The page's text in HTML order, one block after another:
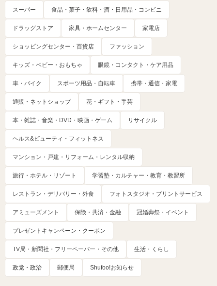
スーパー 食品・菓子・飲料・酒・日用品・コンビニ
ドラッグストア 家具・ホームセンター 家電店
ショッピングセンター・百貨店 ファッション
キッズ・ベビー・おもちゃ 眼鏡・コンタクト・ケア用品
車・バイク スポーツ用品・自転車 携帯・通信・家電
通販・ネットショップ 花・ギフト・手芸
本・雑誌・音楽・DVD・映画・ゲーム リサイクル
ヘルス&ビューティ・フィットネス
マンション・戸建・リフォーム・レンタル収納
旅行・ホテル・リゾート 学習塾・カルチャー・教育・教習所
レストラン・デリバリー・外食 フォトスタジオ・プリントサービス
アミューズメント 保険・共済・金融 冠婚葬祭・イベント
プレゼントキャンペーン・クーポン
TV局・新聞社・フリーペーパー・その他 生活・くらし
政党・政治 郵便局 Shufoo!お知らせ